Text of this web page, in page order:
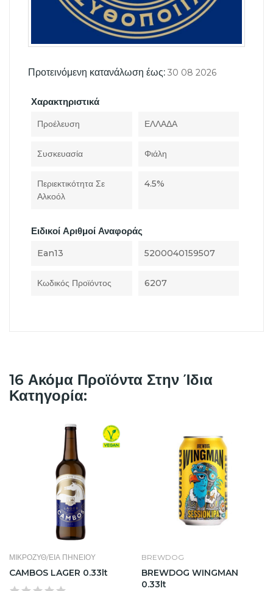
Προτεινόμενη κατανάλωση έως: 30 08 2026
Χαρακτηριστικά
Προέλευση ΕΛΛΑΔΑ
Συσκευασία Φιάλη
Περιεκτικότητα Σε
Αλκοόλ
4.5%
Ειδικοί Αριθμοί Αναφοράς
Ean13 5200040159507
Κωδικός Προϊόντος 6207
16 Ακόμα Προϊόντα Στην Ίδια
Κατηγορία:
ΜΙΚΡΟΖΥΘ/ΕΙΑ ΠΗΝΕΙΟΥ
CAMBOS LAGER 0.33lt
BREWDOG
BREWDOG WINGMAN
0.33lt